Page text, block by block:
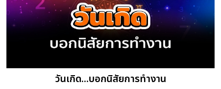
วันเกิด...บอกนิสัยการทำงาน